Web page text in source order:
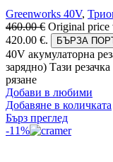
Greenworks 40V,
460.00€ Original price
420.00 €.
БЪРЗА
40V акумулаторна
зарядно) Тази
рязане
Добави в любими
Добавяне в количката
Бърз преглед
-11%